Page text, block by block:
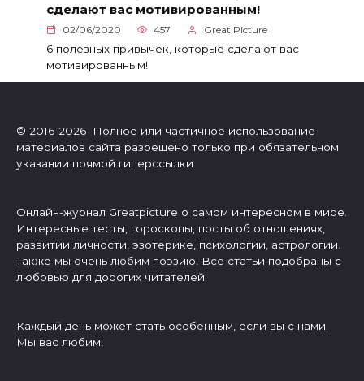
сделают вас мотивированным!
02/06/2020 457 Great Picture
6 полезных привычек, которые сделают вас
мотивированным!
© 2016-2026 Полное или частичное использование
материалов сайта разрешено только при обязательном
указании прямой гиперссылки.
Онлайн-журнал Greatpicture о самом интересном в мире.
Интересные тесты, гороскопы, посты об отношениях,
развитии личности, эзотерике, психологии, астрологии.
Также мы очень любим поэзию! Все статьи подобраны с
любовью для дорогих читателей.
Каждый день может стать особенным, если вы с нами.
Мы вас любим!